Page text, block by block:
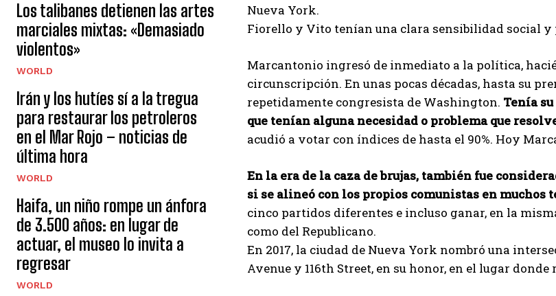
I WANT IN
I've read and accept thePrivacy Policy.
Los talibanes detienen las artes
marciales mixtas: «Demasiado
violentos»
WORLD
Irán y los hutíes sí a la tregua
para restaurar los petroleros
en el Mar Rojo – noticias de
última hora
WORLD
Haifa, un niño rompe un ánfora
de 3.500 años: en lugar de
actuar, el museo lo invita a
regresar
WORLD
Nueva York.
Fiorello y Vito tenían una clara sensibilidad social
Marcantonio ingresó de inmediato a la política,
circunscripción. En unas pocas décadas, hasta su
repetidamente congresista de Washington. Tenía
que tenían alguna necesidad o problema que
acudió a votar con índices de hasta el 90%. Hoy
En la era de la caza de brujas, también fue
si se alineó con los propios comunistas en muchos
cinco partidos diferentes e incluso ganar, en la
como del Republicano.
En 2017, la ciudad de Nueva York nombró una
Avenue y 116th Street, en su honor, en el lugar